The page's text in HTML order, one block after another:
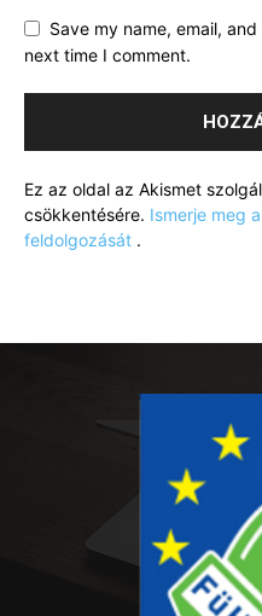
Save my name, email,
next time I comment.
Ez az oldal az Akismet
csökkentésére. Ismerje meg
feldolgozását .